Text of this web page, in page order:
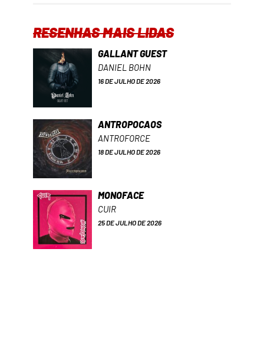
RESENHAS MAIS LIDAS
GALLANT GUEST
DANIEL BOHN
16 DE JULHO DE 2026
ANTROPOCAOS
ANTROFORCE
18 DE JULHO DE 2026
MONOFACE
CUIR
25 DE JULHO DE 2026